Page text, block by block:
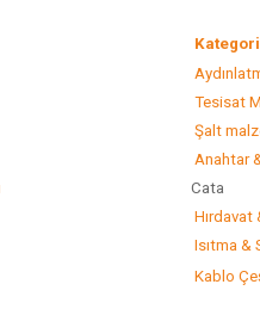
Tesisat
Şalt
Anahtar
Cata
Hırdavat
Isıtma &
Kablo